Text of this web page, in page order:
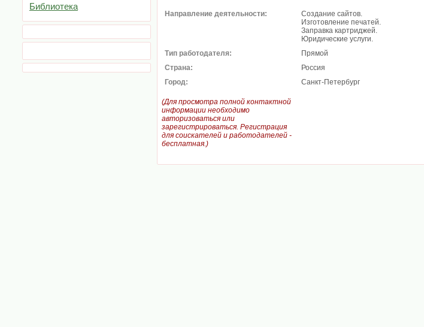
Библиотека
Направление деятельности:
Создание сайтов.
Изготовление печатей.
Заправка картриджей.
Юридические услуги.
Тип работодателя:
Прямой
Страна:
Россия
Город:
Санкт-Петербург
(Для просмотра полной контактной
информации необходимо
авторизоваться или
зарегистрироваться. Регистрация
для соискателей и работодателей -
бесплатная.)